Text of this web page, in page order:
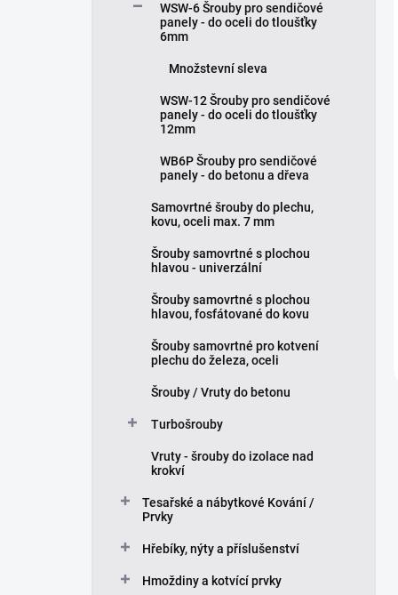
WSW-6 Šrouby pro sendičové
panely - do oceli do tloušťky
6mm
Množstevní sleva
WSW-12 Šrouby pro sendičové
panely - do oceli do tloušťky
12mm
WB6P Šrouby pro sendičové
panely - do betonu a dřeva
Samovrtné šrouby do plechu,
kovu, oceli max. 7 mm
Šrouby samovrtné s plochou
hlavou - univerzální
Šrouby samovrtné s plochou
hlavou, fosfátované do kovu
Šrouby samovrtné pro kotvení
plechu do železa, oceli
Šrouby / Vruty do betonu
Turbošrouby
Vruty - šrouby do izolace nad
krokví
Tesařské a nábytkové Kování /
Prvky
Hřebíky, nýty a příslušenství
Hmoždiny a kotvící prvky